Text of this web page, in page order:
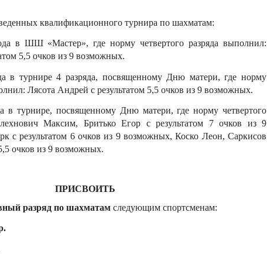
квалификационного турнира по шахматам:
в ШШ «Мастер», где норму четвертого разряда выполнил:
5,5 очков из 9 возможных.
в турнире 4 разряда, посвященному Дню матери, где норму
Лясота Андрей с результатом 5,5 очков из 9 возможных.
в турнире, посвященному Дню матери, где норму четвертого
Максим, Бритько Егор с результатом 7 очков из 9
результатом 6 очков из 9 возможных, Коско Леон, Саркисов
очков из 9 возможных.
ПРИСВОИТЬ
разряд по шахматам следующим спортсменам: